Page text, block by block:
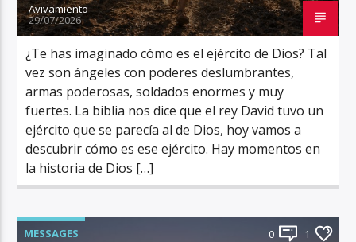
Avivamiento
29/07/2026
¿Te has imaginado cómo es el ejército de Dios? Tal
vez son ángeles con poderes deslumbrantes,
armas poderosas, soldados enormes y muy
fuertes. La biblia nos dice que el rey David tuvo un
ejército que se parecía al de Dios, hoy vamos a
descubrir cómo es ese ejército. Hay momentos en
la historia de Dios […]
MESSAGES 0 1